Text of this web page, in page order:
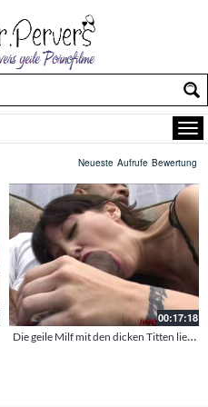
Neueste Aufrufe Bewertung
00:17:18
Die geile Milf mit den dicken Titten liebt ihren ersten schwarzen Schwanz in ihrer Fotze